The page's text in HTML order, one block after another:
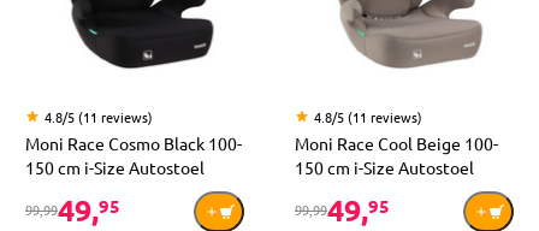
4.8/5 (11 reviews)
Moni Race Cosmo Black 100-
150 cm i-Size Autostoel
99,9949,95
4.8/5 (11 reviews)
Moni Race Cool Beige 100-
150 cm i-Size Autostoel
99,9949,95